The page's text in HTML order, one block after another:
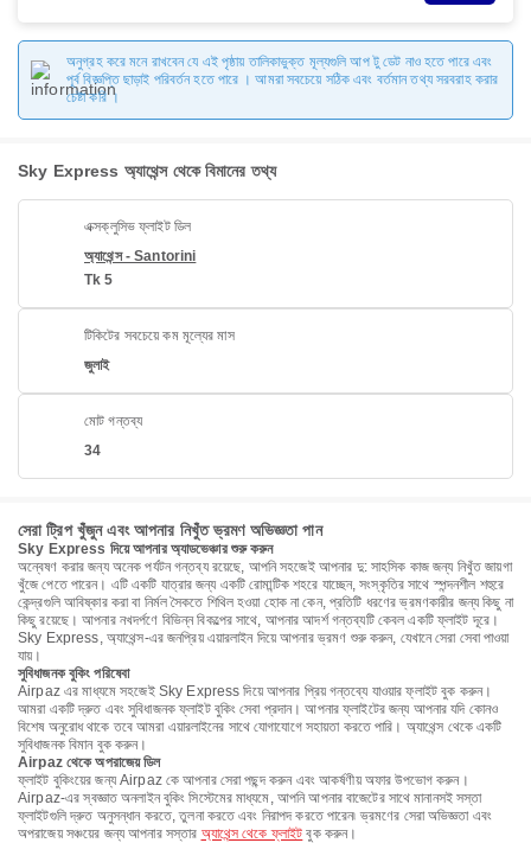
অনুগ্রহ করে মনে রাখবেন যে এই পৃষ্ঠায় তালিকাভুক্ত মূল্যগুলি আপ টু ডেট নাও হতে পারে এবং
পূর্ব বিজ্ঞপ্তি ছাড়াই পরিবর্তন হতে পারে । আমরা সবচেয়ে সঠিক এবং বর্তমান তথ্য সরবরাহ করার
চেষ্টা করি ।
Sky Express অ্যাথেন্স থেকে বিমানের তথ্য
এক্সক্লুসিভ ফ্লাইট ডিল
অ্যাথেন্স - Santorini
Tk 5
টিকিটের সবচেয়ে কম মূল্যের মাস
জুলাই
মোট গন্তব্য
34
সেরা ট্রিপ খুঁজুন এবং আপনার নিখুঁত ভ্রমণ অভিজ্ঞতা পান
Sky Express দিয়ে আপনার অ্যাডভেঞ্চার শুরু করুন
অন্বেষণ করার জন্য অনেক পর্যটন গন্তব্য রয়েছে, আপনি সহজেই আপনার দু: সাহসিক কাজ জন্য নিখুঁত জায়গা
খুঁজে পেতে পারেন। এটি একটি যাত্রার জন্য একটি রোমান্টিক শহরে যাচ্ছেন, সংস্কৃতির সাথে স্পন্দনশীল শহুরে
কেন্দ্রগুলি আবিষ্কার করা বা নির্মল সৈকতে শিথিল হওয়া হোক না কেন, প্রতিটি ধরণের ভ্রমণকারীর জন্য কিছু না
কিছু রয়েছে। আপনার নখদর্পণে বিভিন্ন বিকল্পের সাথে, আপনার আদর্শ গন্তব্যটি কেবল একটি ফ্লাইট দূরে।
Sky Express, অ্যাথেন্স-এর জনপ্রিয় এয়ারলাইন দিয়ে আপনার ভ্রমণ শুরু করুন, যেখানে সেরা সেবা পাওয়া
যায়।
সুবিধাজনক বুকিং পরিষেবা
Airpaz এর মাধ্যমে সহজেই Sky Express দিয়ে আপনার প্রিয় গন্তব্যে যাওয়ার ফ্লাইট বুক করুন।
আমরা একটি দ্রুত এবং সুবিধাজনক ফ্লাইট বুকিং সেবা প্রদান। আপনার ফ্লাইটের জন্য আপনার যদি কোনও
বিশেষ অনুরোধ থাকে তবে আমরা এয়ারলাইনের সাথে যোগাযোগে সহায়তা করতে পারি। অ্যাথেন্স থেকে একটি
সুবিধাজনক বিমান বুক করুন।
Airpaz থেকে অপরাজেয় ডিল
ফ্লাইট বুকিংয়ের জন্য Airpaz কে আপনার সেরা পছন্দ করুন এবং আকর্ষণীয় অফার উপভোগ করুন।
Airpaz-এর স্বজ্ঞাত অনলাইন বুকিং সিস্টেমের মাধ্যমে, আপনি আপনার বাজেটের সাথে মানানসই সস্তা
ফ্লাইটগুলি দ্রুত অনুসন্ধান করতে, তুলনা করতে এবং নিরাপদ করতে পারেন৷ ভ্রমণের সেরা অভিজ্ঞতা এবং
অপরাজেয় সঞ্চয়ের জন্য আপনার সস্তার অ্যাথেন্স থেকে ফ্লাইট বুক করুন।